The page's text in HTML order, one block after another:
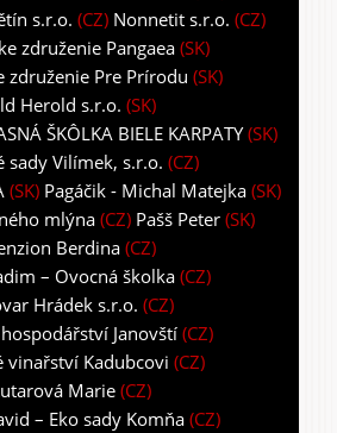
s.r.o. (CZ) Nonnetit s.r.o. (CZ)
združenie Pangaea (SK)
združenie Pre Prírodu (SK)
Herold s.r.o. (SK)
ŠKÔLKA BIELE KARPATY(SK)
sady Vilímek, s.r.o. (CZ)
(SK) Pagáčik - Michal Matejka(SK)
mlýna (CZ) Pašš Peter (SK)
Berdina(CZ)
– Ovocná školka(CZ)
Hrádek s.r.o. (CZ)
Janovští (CZ)
vinařství Kadubcovi (CZ)
Marie (CZ)
– Eko sady Komňa(CZ)